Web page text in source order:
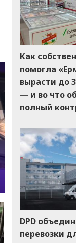
Как
помогла
вырасти до
— и во что
полный
DPD
перевозки